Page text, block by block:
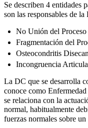
Se describen 4 entidades
son las responsables de la
No Unión del
Fragmentación del
Osteocondritis
Incongruencia
La DC que se desarrolla
conoce como
se relaciona con la
normal, habitualmente
fuerzas normales sobre